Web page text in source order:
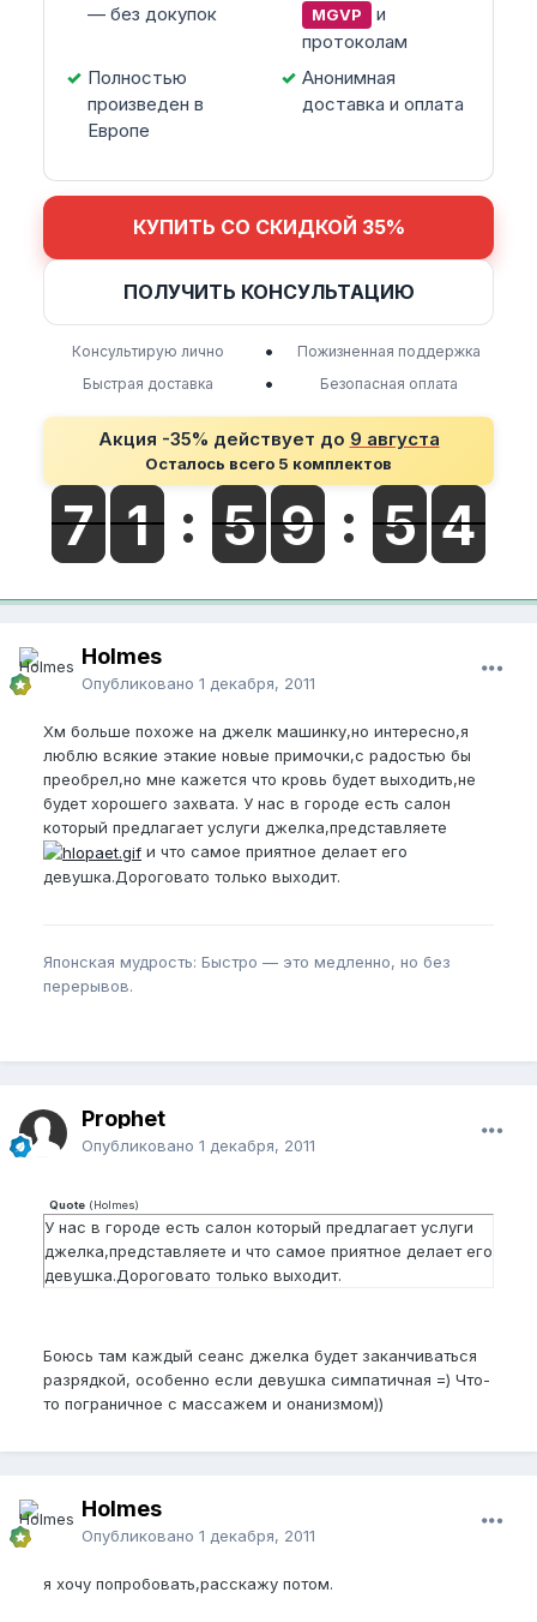
— без докупок
MGVP
и
протоколам
Полностью
произведен в
Европе
Анонимная
доставка и оплата
КУПИТЬ СО СКИДКОЙ 35%
ПОЛУЧИТЬ КОНСУЛЬТАЦИЮ
Консультирую лично •
Пожизненная поддержка
Быстрая доставка
• Безопасная оплата
Акция -35% действует до 9 августа
Осталось всего 5 комплектов
Holmes
Опубликовано 1 декабря, 2011
Хм больше похоже на джелк машинку,но интересно,я
люблю всякие этакие новые примочки,с радостью бы
преобрел,но мне кажется что кровь будет выходить,не
будет хорошего захвата. У нас в городе есть салон
который предлагает услуги джелка,представляете
и что самое приятное делает его
девушка.Дороговато только выходит.
Японская мудрость: Быстро — это медленно, но без
перерывов.
Prophet
Опубликовано 1 декабря, 2011
Quote (Holmes)
У нас в городе есть салон который предлагает услуги
джелка,представляете и что самое приятное делает его
девушка.Дороговато только выходит.
Боюсь там каждый сеанс джелка будет заканчиваться
разрядкой, особенно если девушка симпатичная =) Что-
то пограничное с массажем и онанизмом))
Holmes
Опубликовано 1 декабря, 2011
я хочу попробовать,расскажу потом.